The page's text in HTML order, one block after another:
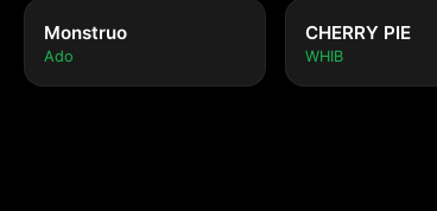
Monstruo
Ado
CHERRY PIE
WHIB